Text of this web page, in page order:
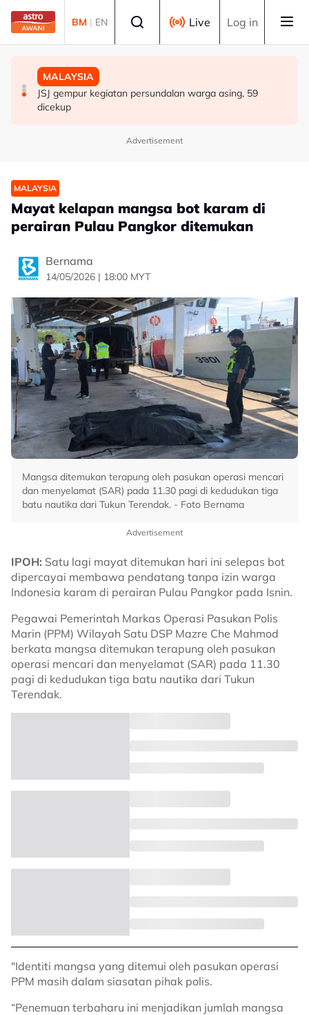
Skip to main content
BM | EN Live Log in
MALAYSIA
RCI Tabung Haji: SPRM, PDRM, LHDN mula 'gempur'
individu terlibat siasatan
MALAYSIA
Isu dadah juruterbang: AADK sokong tindakan tegas
MAG, tawar kepakaran pemeriksaan ketat
MALAYSIA
JSJ gempur kegiatan persundalan warga asing, 59
dicekup
Advertisement
MALAYSIA
Mayat kelapan mangsa bot karam di
perairan Pulau Pangkor ditemukan
Bernama
14/05/2026 | 18:00 MYT
Mangsa ditemukan terapung oleh pasukan operasi mencari
dan menyelamat (SAR) pada 11.30 pagi di kedudukan tiga
batu nautika dari Tukun Terendak. - Foto Bernama
Advertisement
IPOH: Satu lagi mayat ditemukan hari ini selepas bot
dipercayai membawa pendatang tanpa izin warga
Indonesia karam di perairan Pulau Pangkor pada Isnin.
Pegawai Pemerintah Markas Operasi Pasukan Polis
Marin (PPM) Wilayah Satu DSP Mazre Che Mahmod
berkata mangsa ditemukan terapung oleh pasukan
operasi mencari dan menyelamat (SAR) pada 11.30
pagi di kedudukan tiga batu nautika dari Tukun
Terendak.
"Identiti mangsa yang ditemui oleh pasukan operasi
PPM masih dalam siasatan pihak polis.
“Penemuan terbaharu ini menjadikan jumlah mangsa